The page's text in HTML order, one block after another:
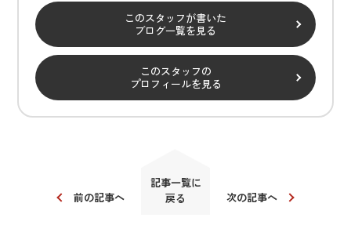
このスタッフが書いた
ブログ一覧を見る
このスタッフの
プロフィールを見る
前の記事へ
記事一覧に
戻る
次の記事へ